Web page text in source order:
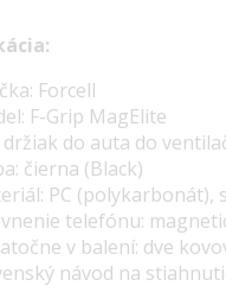
Forcell
F-Grip MagElite
držiak do auta do
čierna (Black)
PC (polykarbonát),
telefónu:
v balení: dve
návod na